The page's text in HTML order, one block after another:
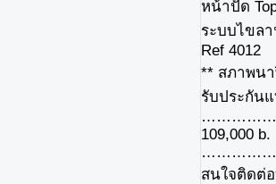
หน้าปัด
ระบบไขล
Ref 4012
** สภาพน
รับประกัน
109,000 b.
สนใจติดต่